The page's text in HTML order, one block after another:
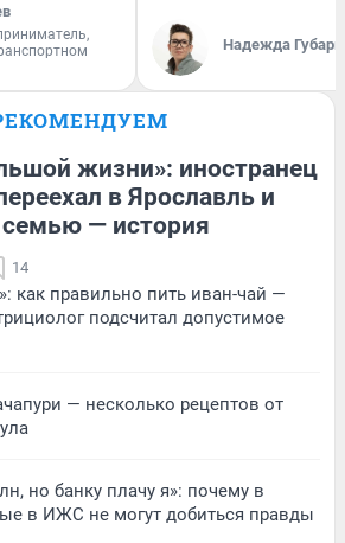
Надежда Губарь
жизни»: иностранец
в Ярославль и
семью — история
14
как правильно пить иван-чай —
подсчитал допустимое
— несколько рецептов от
но банку плачу я»: почему в
в ИЖС не могут добиться правды